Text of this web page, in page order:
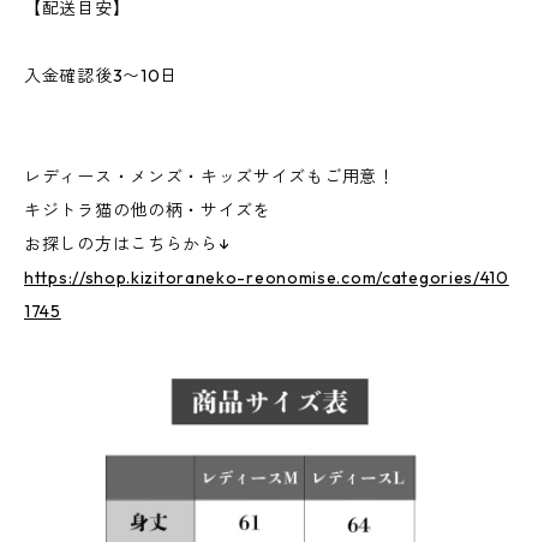
【配送目安】
入金確認後3〜10日
レディース・メンズ・キッズサイズもご用意！
キジトラ猫の他の柄・サイズを
お探しの方はこちらから↓
https://shop.kizitoraneko-reonomise.com/categories/410
1745